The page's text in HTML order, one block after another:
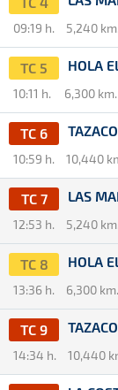
09:19 h. 5,240 km.
TC 5 HOLA
10:11 h. 6,300 km.
TC 6
10:59 h. 10,440
TC 7 LAS
12:53 h. 5,240 km.
TC 8 HOLA
13:36 h. 6,300 km.
TC 9
14:34 h. 10,440